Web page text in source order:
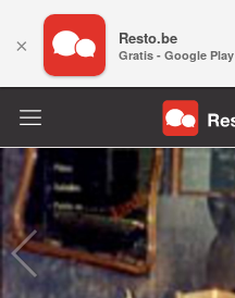
× Resto.be
Gratis - Google Play